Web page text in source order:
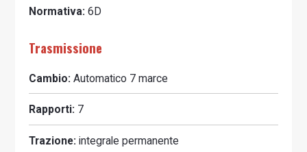
Normativa: 6D
Trasmissione
Cambio: Automatico 7 marce
Rapporti: 7
Trazione: integrale permanente